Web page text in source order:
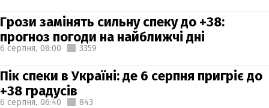
Грози замінять сильну спеку до +38:
прогноз погоди на найближчі дні
6 серпня, 08:00 3359
Пік спеки в Україні: де 6 серпня пригріє до
+38 градусів
6 серпня, 06:40 843